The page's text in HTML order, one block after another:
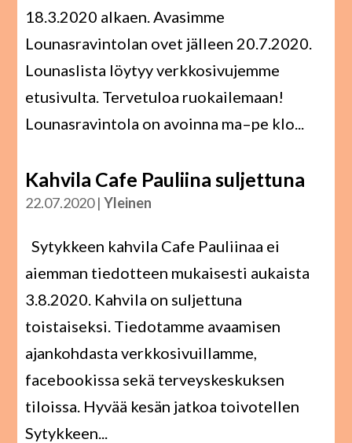
18.3.2020 alkaen. Avasimme
Lounasravintolan ovet jälleen 20.7.2020.
Lounaslista löytyy verkkosivujemme
etusivulta. Tervetuloa ruokailemaan!
Lounasravintola on avoinna ma–pe klo...
Kahvila Cafe Pauliina suljettuna
22.07.2020|Yleinen
Sytykkeen kahvila Cafe Pauliinaa ei
aiemman tiedotteen mukaisesti aukaista
3.8.2020. Kahvila on suljettuna
toistaiseksi. Tiedotamme avaamisen
ajankohdasta verkkosivuillamme,
facebookissa sekä terveyskeskuksen
tiloissa. Hyvää kesän jatkoa toivotellen
Sytykkeen...